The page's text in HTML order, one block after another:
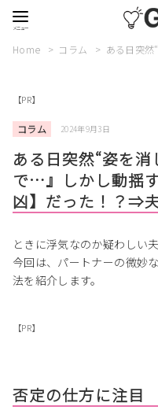
Home コラム ある日突
【PR】
コラム 2024年9月3日
ある日突然“姿を
で…』しかし動揺
凶】だった！？⇒
ときに浮気なのか疑わしい
今回は、パートナーの微妙
法を紹介します。
【PR】
否定の仕方に注目